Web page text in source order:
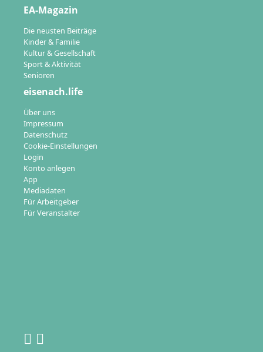
EA-Magazin
Die neusten Beiträge
Kinder & Familie
Kultur & Gesellschaft
Sport & Aktivität
Senioren
eisenach.life
Über uns
Impressum
Datenschutz
Cookie-Einstellungen
Login
Konto anlegen
App
Mediadaten
Für Arbeitgeber
Für Veranstalter